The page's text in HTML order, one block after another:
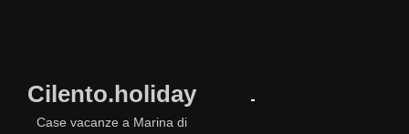
Cilento.holiday
Case vacanze a Marina di